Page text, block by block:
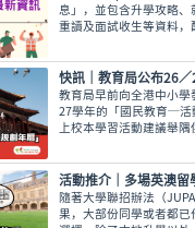
息」，並包含升學攻略
重讀及面試收生等資料，
2026》讓讀者線上線下
教育局早前向全港中小學
27學年的「國民教育─活
上校本學習活動建議舉
隨著大學聯招辦法（
果，大部份同學或者都已